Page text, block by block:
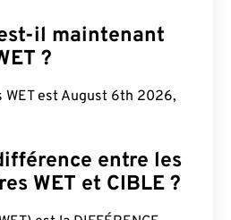
il maintenant
?
WET est August 6th 2026,
entre les
WET et CIBLE ?